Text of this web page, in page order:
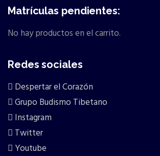
Matrículas pendientes:
No hay productos en el carrito.
Redes sociales
Despertar el Corazón
Grupo Budismo Tibetano
Instagram
Twitter
Youtube